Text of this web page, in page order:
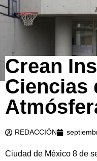
Crean
Ciencias
REDACCIÓN
Ciudad de México 8 de